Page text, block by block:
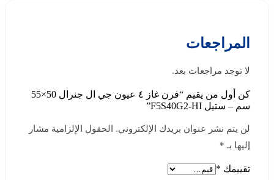
المراجعات
لا توجد مراجعات بعد.
كن أول من يقيم “فرن غاز ٤ عيون جي ال جنرال 50×55
سم – ستيل F5S40G2-HI”
لن يتم نشر عنوان بريدك الإلكتروني.
الحقول الإلزامية مشار
إليها بـ *
تقييمك *